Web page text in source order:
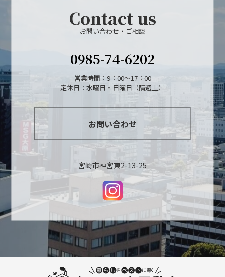
Contact us
お問い合わせ・ご相談
0985-74-6202
営業時間：9：00～17：00
定休日：水曜日・日曜日（隔週土）
お問い合わせ
宮崎市神宮東2-13-25